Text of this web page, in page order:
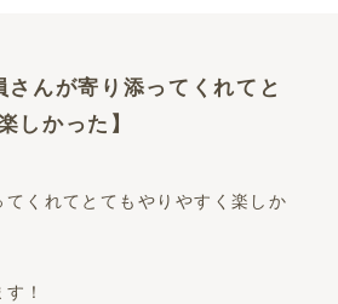
さんが寄り添ってくれてと
しかった】
てくれてとてもやりやすく楽しか
！